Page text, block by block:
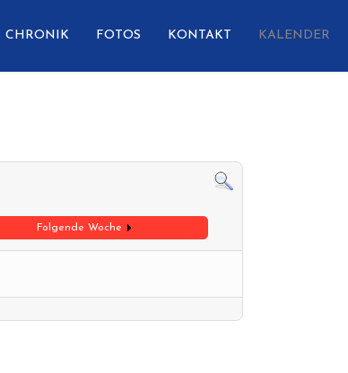
CHRONIK FOTOS KONTAKT KALENDER
Folgende Woche